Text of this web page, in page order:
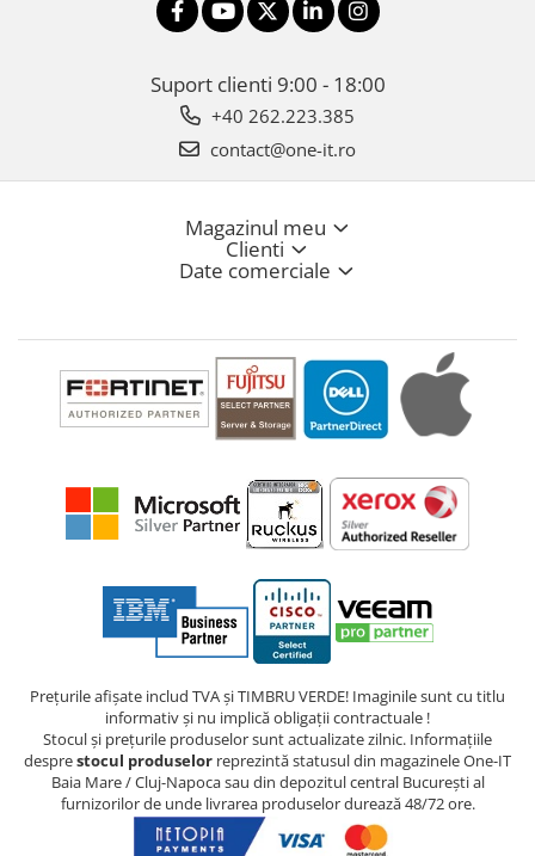
Suport clienti 9:00 - 18:00
+40 262.223.385
contact@one-it.ro
Magazinul meu
Clienti
Date comerciale
Prețurile afișate includ TVA și TIMBRU VERDE! Imaginile sunt cu titlu
informativ și nu implică obligații contractuale !
Stocul și prețurile produselor sunt actualizate zilnic. Informațiile
desprestocul produselor reprezintă statusul din magazinele One-IT
Baia Mare / Cluj-Napoca sau din depozitul central București al
furnizorilor de unde livrarea produselor durează 48/72 ore.